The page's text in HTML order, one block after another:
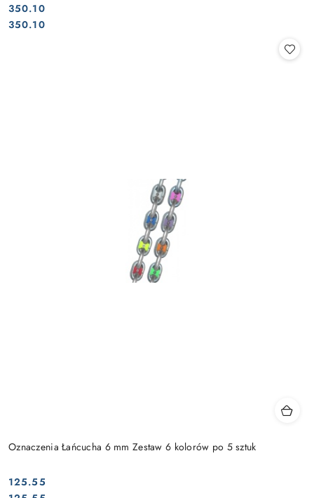
Cena:
350.10
Cena:
350.10
Oznaczenia Łańcucha 6 mm Zestaw 6 kolorów po 5 sztuk
125.55